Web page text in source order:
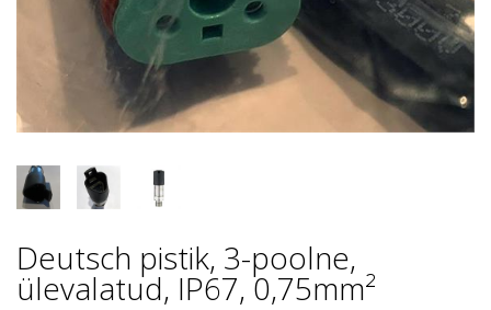
Deutsch pistik, 3-poolne,
ülevalatud, IP67, 0,75mm²